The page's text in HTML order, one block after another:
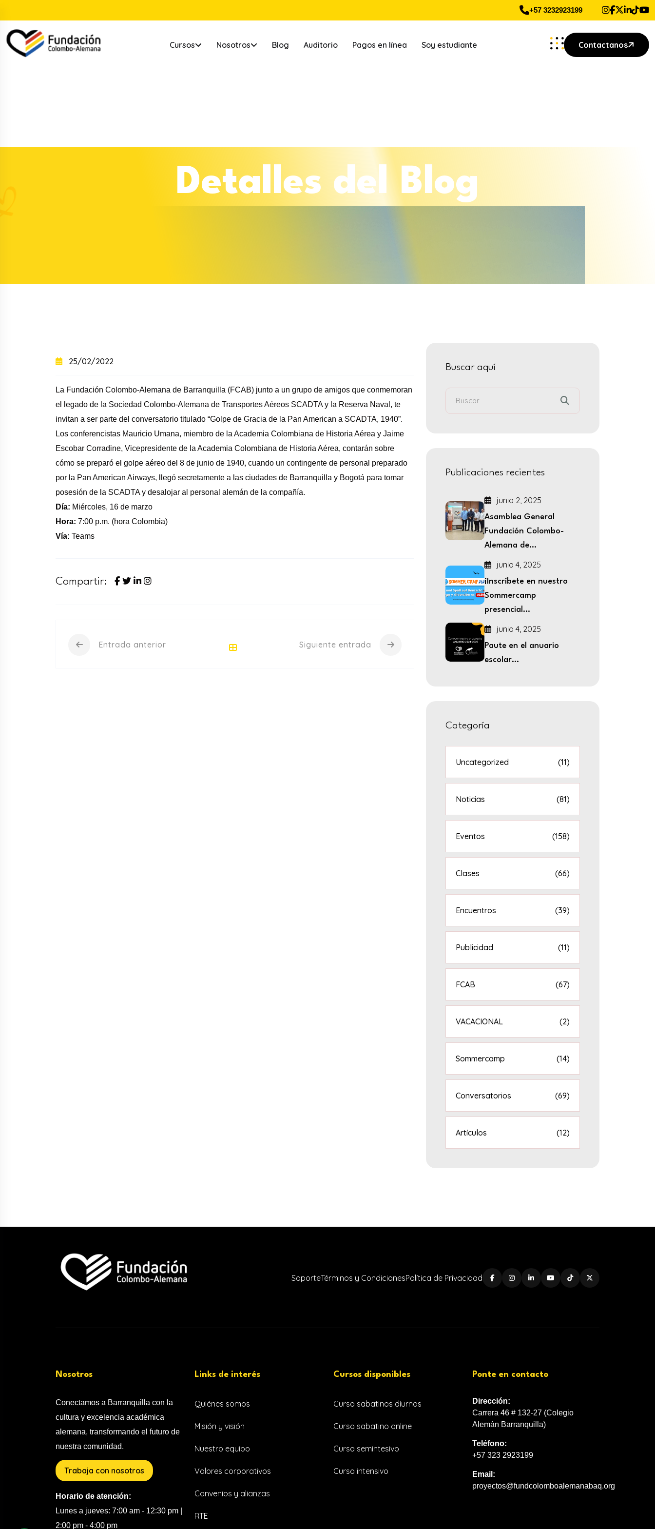
+57 3232923199
Cursos Nosotros Blog Auditorio Pagos en línea Soy estudiante Contactanos
+ Curso semintensivo
Detalles del Blog
25/02/2022
La Fundación Colombo-Alemana de Barranquilla (FCAB) junto a un grupo de amigos que conmemoran
el legado de la Sociedad Colombo-Alemana de Transportes Aéreos SCADTA y la Reserva Naval, te
invitan a ser parte del conversatorio titulado “Golpe de Gracia de la Pan American a SCADTA, 1940”.
Los conferencistas Mauricio Umana, miembro de la Academia Colombiana de Historia Aérea y Jaime
Escobar Corradine, Vicepresidente de la Academia Colombiana de Historia Aérea, contarán sobre
cómo se preparó el golpe aéreo del 8 de junio de 1940, cuando un contingente de personal preparado
por la Pan American Airways, llegó secretamente a las ciudades de Barranquilla y Bogotá para tomar
posesión de la SCADTA y desalojar al personal alemán de la compañía.
Día: Miércoles, 16 de marzo
Hora: 7:00 p.m. (hora Colombia)
Vía: Teams
Compartir:
Entrada anterior Siguiente entrada
Buscar aquí
Publicaciones recientes
junio 2, 2025
Asamblea General
Fundación Colombo-
Alemana de...
junio 4, 2025
¡Inscríbete en nuestro
Sommercamp
presencial...
junio 4, 2025
Paute en el anuario
escolar...
Categoría
Uncategorized (11)
Noticias (81)
Eventos (158)
Clases (66)
Encuentros (39)
Publicidad (11)
FCAB (67)
VACACIONAL (2)
Sommercamp (14)
Conversatorios (69)
Artículos (12)
SoporteTérminos y CondicionesPolítica de Privacidad
Nosotros
Conectamos a Barranquilla con la
cultura y excelencia académica
alemana, transformando el futuro de
nuestra comunidad.
Trabaja con nosotros
Horario de atención:
Lunes a jueves: 7:00 am - 12:30 pm |
2:00 pm - 4:00 pm
Links de interés
Quiénes somos
Misión y visión
Nuestro equipo
Valores corporativos
Convenios y alianzas
RTE
Cursos disponibles
Curso sabatinos diurnos
Curso sabatino online
Curso semintesivo
Curso intensivo
Ponte en contacto
Dirección:
Carrera 46 # 132-27 (Colegio
Alemán Barranquilla)
Teléfono:
+57 323 2923199
Email:
proyectos@fundcolomboalemanabaq.org